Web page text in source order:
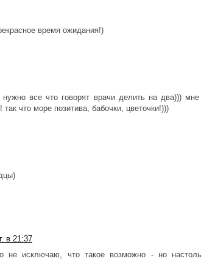
время ожидания!)
все что говорят врачи делить на два))) мне
что море позитива, бабочки, цветочки!)))
в 21:37
не исключаю, что такое возможно - но